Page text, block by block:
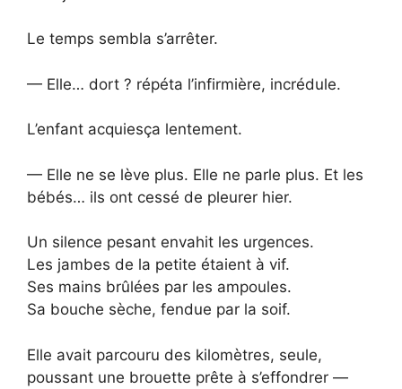
Le temps sembla s’arrêter.
— Elle… dort ? répéta l’infirmière, incrédule.
L’enfant acquiesça lentement.
— Elle ne se lève plus. Elle ne parle plus. Et les
bébés… ils ont cessé de pleurer hier.
Un silence pesant envahit les urgences.
Les jambes de la petite étaient à vif.
Ses mains brûlées par les ampoules.
Sa bouche sèche, fendue par la soif.
Elle avait parcouru des kilomètres, seule,
poussant une brouette prête à s’effondrer —